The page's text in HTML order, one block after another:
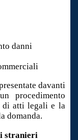
danni
davanti
procedimento
di atti legali e la
domanda.
stranieri